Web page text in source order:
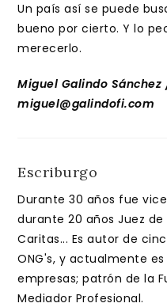
Un país así se puede
bueno por cierto. Y lo
merecerlo.
Miguel Galindo
miguel@galindofi.com
Escriburgo
Durante 30 años fue
durante 20 años Juez
Caritas... Es autor de
ONG's, y actualmente
empresas; patrón de la
Mediador Profesional.